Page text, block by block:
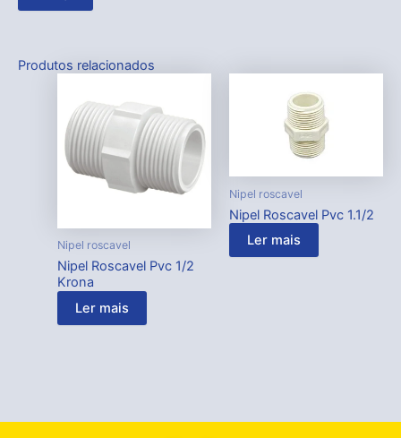
Produtos relacionados
Nipel roscavel
Nipel Roscavel Pvc 1/2
Krona
Ler mais
Nipel roscavel
Nipel Roscavel Pvc 1.1/2
Ler mais